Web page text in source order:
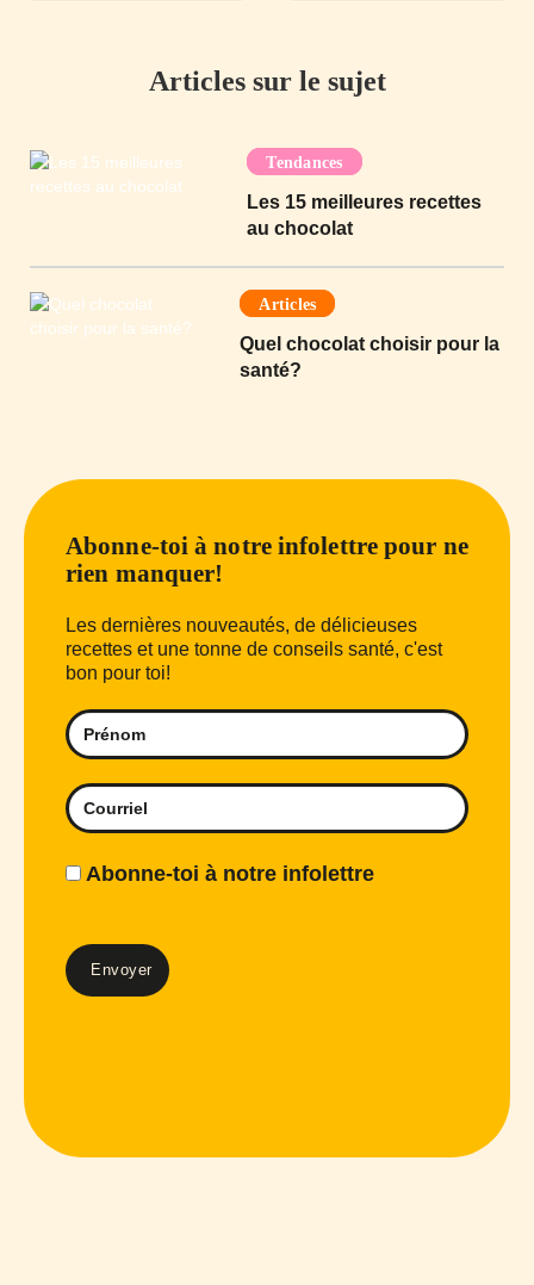
Articles sur le sujet
Tendances
Les 15 meilleures recettes
au chocolat
Articles
Quel chocolat choisir pour la
santé?
Abonne-toi à notre infolettre pour ne
rien manquer!
Les dernières nouveautés, de délicieuses
recettes et une tonne de conseils santé, c'est
bon pour toi!
Abonne-toi à notre infolettre